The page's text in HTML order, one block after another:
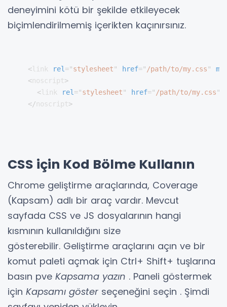
deneyimini kötü bir şekilde etkileyecek
biçimlendirilmemiş içerikten kaçınırsınız.
<link rel ="stylesheet" href=" /path/to/my.css"
<noscript>
<link rel ="stylesheet" href=" /path/to/my.css"
</noscript>
CSS için Kod Bölme Kullanın
Chrome geliştirme araçlarında, Coverage
(Kapsam) adlı bir araç vardır. Mevcut
sayfada CSS ve JS dosyalarının hangi
kısmının kullanıldığını size
gösterebilir. Geliştirme araçlarını açın ve bir
komut paleti açmak için Ctrl+ Shift+ tuşlarına
basın pve Kapsama yazın . Paneli göstermek
için Kapsamı göster seçeneğini seçin . Şimdi